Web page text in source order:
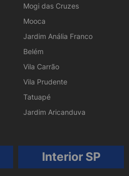
Mogi das Cruzes
Mooca
Jardim Anália Franco
Belém
Vila Carrão
Vila Prudente
Tatuapé
Jardim Aricanduva
Interior SP